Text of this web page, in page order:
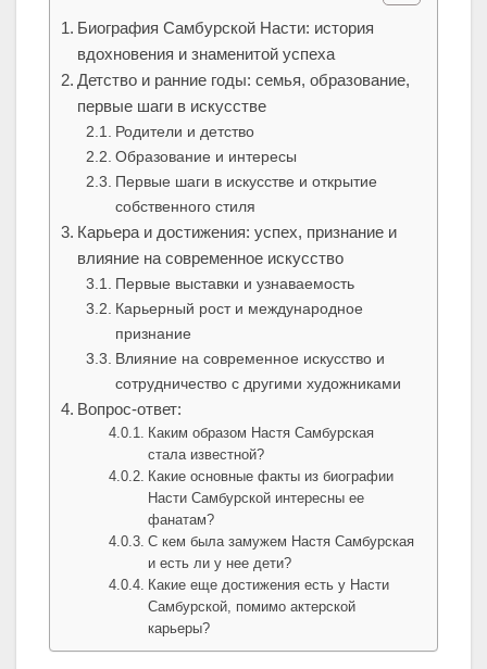
Биография Самбурской Насти: история
вдохновения и знаменитой успеха
Детство и ранние годы: семья, образование,
первые шаги в искусстве
Родители и детство
Образование и интересы
Первые шаги в искусстве и открытие
собственного стиля
Карьера и достижения: успех, признание и
влияние на современное искусство
Первые выставки и узнаваемость
Карьерный рост и международное
признание
Влияние на современное искусство и
сотрудничество с другими художниками
Вопрос-ответ:
Каким образом Настя Самбурская
стала известной?
Какие основные факты из биографии
Насти Самбурской интересны ее
фанатам?
С кем была замужем Настя Самбурская
и есть ли у нее дети?
Какие еще достижения есть у Насти
Самбурской, помимо актерской
карьеры?